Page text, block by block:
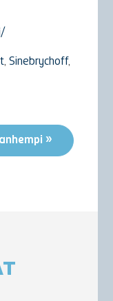
,Sinebrychoff,
»